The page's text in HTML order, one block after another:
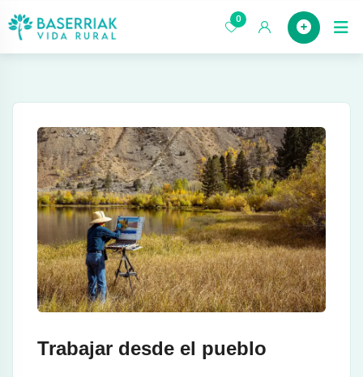
saltar
0
Trabajar desde el pueblo